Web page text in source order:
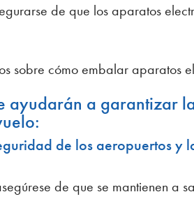
de que los aparatos
sobre cómo embalar aparatos
ayudarán a garantizar
de los aeropuertos y
de que se mantienen a